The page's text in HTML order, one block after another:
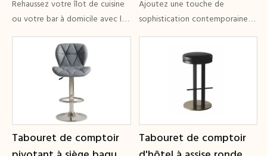
rembourré GCON
HSL304 avec pieds
fuselés en bois
Rehaussez votre îlot de cuisine
ou votre bar à domicile avec le
tabouret de bar GCON HSL304.
capitonné | Chaise de
comptoir avec
piètement en métal
pour hôtels et
restaurants | GCON HRB-
Ajoutez une touche de
sophistication contemporaine à
votre bar ou à votre comptoir
de cuisine avec le tabouret de
bar GCON HRB.303.
Tabouret de comptoir
Tabouret de comptoir